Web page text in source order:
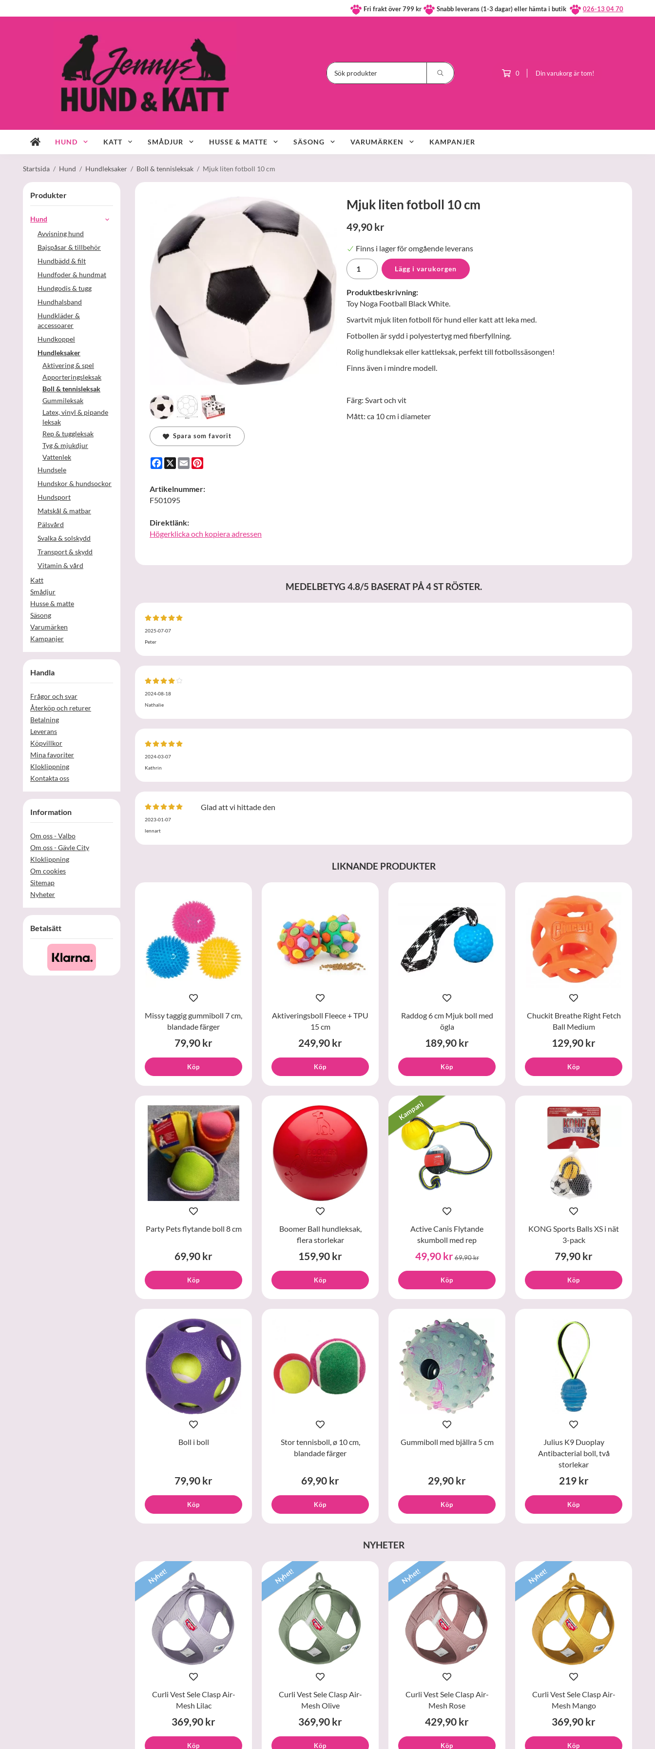
Fri frakt över 799 kr Snabb leverans (1-3 dagar) eller hämta i butik 026-13 04 70
0 Din varukorg är tom!
HUND KATT SMÅDJUR HUSSE & MATTE SÄSONG VARUMÄRKEN KAMPANJER
Startsida / Hund / Hundleksaker / Boll & tennisleksak / Mjuk liten fotboll 10 cm
Produkter
Hund
Avvisning hund
Bajspåsar & tillbehör
Hundbädd & filt
Hundfoder & hundmat
Hundgodis & tugg
Hundhalsband
Hundkläder &
accessoarer
Hundkoppel
Hundleksaker
Aktivering & spel
Apporteringsleksak
Boll & tennisleksak
Gummileksak
Latex, vinyl & pipande
leksak
Rep & tuggleksak
Tyg & mjukdjur
Vattenlek
Hundsele
Hundskor & hundsockor
Hundsport
Matskål & matbar
Pälsvård
Svalka & solskydd
Transport & skydd
Vitamin & vård
Katt
Smådjur
Husse & matte
Säsong
Varumärken
Kampanjer
Handla
Frågor och svar
Återköp och returer
Betalning
Leverans
Köpvillkor
Mina favoriter
Kloklippning
Kontakta oss
Information
Om oss - Valbo
Om oss - Gävle City
Kloklippning
Om cookies
Sitemap
Nyheter
Betalsätt
Mjuk liten fotboll 10 cm
49,90 kr
Finns i lager för omgående leverans
Lägg i varukorgen
Produktbeskrivning:
Toy Noga Football Black White.
Svartvit mjuk liten fotboll för hund eller katt att leka med.
Fotbollen är sydd i polyestertyg med fiberfyllning.
Rolig hundleksak eller kattleksak, perfekt till fotbollssäsongen!
Finns även i mindre modell.
Färg: Svart och vit
Mått: ca 10 cm i diameter
Spara som favorit
Facebook
X Email
Artikelnummer:
F501095
Direktlänk:
Högerklicka och kopiera adressen
MEDELBETYG 4.8/5 BASERAT PÅ4ST RÖSTER.
2025-07-07
Peter
2024-08-18
Nathalie
2024-03-07
Kathrin
2023-01-07
lennart
Glad att vi hittade den
LIKNANDE PRODUKTER
Missy taggig gummiboll 7 cm,
blandade färger
79,90 kr
Köp
Aktiveringsboll Fleece + TPU
15 cm
249,90 kr
Köp
Raddog 6 cm Mjuk boll med
ögla
189,90 kr
Köp
Chuckit Breathe Right Fetch
Ball Medium
129,90 kr
Köp
Party Pets flytande boll 8 cm
69,90 kr
Köp
Boomer Ball hundleksak,
flera storlekar
159,90 kr
Köp
Kampanj
Active Canis Flytande
skumboll med rep
49,90 kr69,90 kr
Köp
KONG Sports Balls XS i nät
3-pack
79,90 kr
Köp
Boll i boll
79,90 kr
Köp
Stor tennisboll, ø 10 cm,
blandade färger
69,90 kr
Köp
Gummiboll med bjällra 5 cm
29,90 kr
Köp
Julius K9 Duoplay
Antibacterial boll, två
storlekar
219 kr
Köp
NYHETER
Nyhet!
Curli Vest Sele Clasp Air-
Mesh Lilac
369,90 kr
Köp
Nyhet!
Curli Vest Sele Clasp Air-
Mesh Olive
369,90 kr
Köp
Nyhet!
Curli Vest Sele Clasp Air-
Mesh Rose
429,90 kr
Köp
Nyhet!
Curli Vest Sele Clasp Air-
Mesh Mango
369,90 kr
Köp